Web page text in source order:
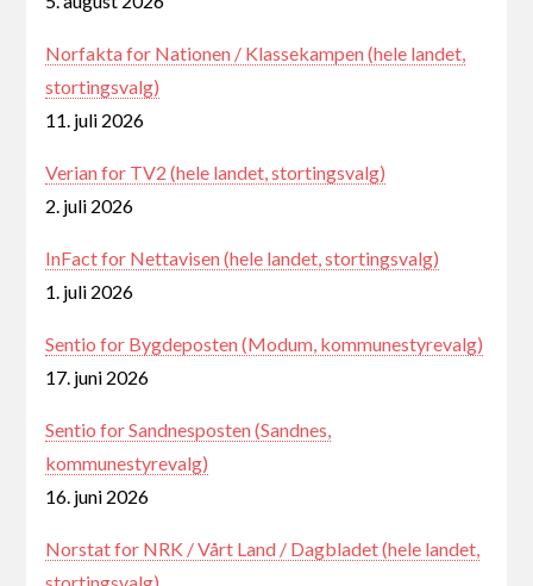
Norfakta for Nationen / Klassekampen (hele landet,
stortingsvalg)
11. juli 2026
Verian for TV2 (hele landet, stortingsvalg)
2. juli 2026
InFact for Nettavisen (hele landet, stortingsvalg)
1. juli 2026
Sentio for Bygdeposten (Modum, kommunestyrevalg)
17. juni 2026
Sentio for Sandnesposten (Sandnes,
kommunestyrevalg)
16. juni 2026
Norstat for NRK / Vårt Land / Dagbladet (hele landet,
stortingsvalg)